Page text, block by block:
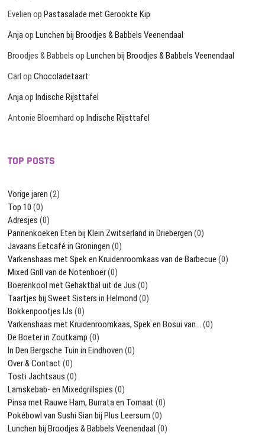
Evelien opPastasalade met Gerookte Kip
AnjaopLunchen bij Broodjes & Babbels Veenendaal
Broodjes & Babbels opLunchen bij Broodjes & Babbels Veenendaal
Carl opChocoladetaart
AnjaopIndische Rijsttafel
Antonie Bloemhard opIndische Rijsttafel
TOP POSTS
Vorige jaren (2)
Top 10 (0)
Adresjes (0)
Pannenkoeken Eten bij Klein Zwitserland in Driebergen (0)
Javaans Eetcafé in Groningen (0)
Varkenshaas met Spek en Kruidenroomkaas van de Barbecue (0)
Mixed Grill van de Notenboer(0)
Boerenkool met Gehaktbal uit de Jus (0)
Taartjes bij Sweet Sisters in Helmond (0)
Bokkenpootjes IJs (0)
Varkenshaas met Kruidenroomkaas, Spek en Bosui van… (0)
De Boeter in Zoutkamp (0)
In Den Bergsche Tuin in Eindhoven (0)
Over & Contact (0)
Tosti Jachtsaus (0)
Lamskebab- en Mixedgrillspies (0)
Pinsa met Rauwe Ham, Burrata en Tomaat (0)
Pokébowl van Sushi Sian bij Plus Leersum (0)
Lunchen bij Broodjes & Babbels Veenendaal (0)